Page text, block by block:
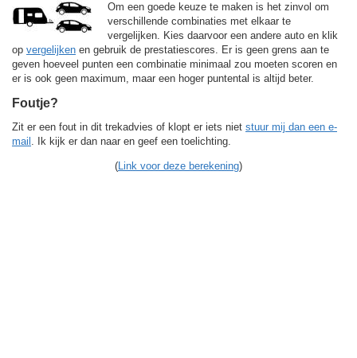
Om een goede keuze te maken is het zinvol om
verschillende combinaties met elkaar te
vergelijken. Kies daarvoor een andere auto en klik
op vergelijken en gebruik de prestatiescores. Er is geen grens aan te
geven hoeveel punten een combinatie minimaal zou moeten scoren en
er is ook geen maximum, maar een hoger puntental is altijd beter.
Foutje?
Zit er een fout in dit trekadvies of klopt er iets niet stuur mij dan een e-
mail
. Ik kijk er dan naar en geef een toelichting.
( Link voor deze berekening)